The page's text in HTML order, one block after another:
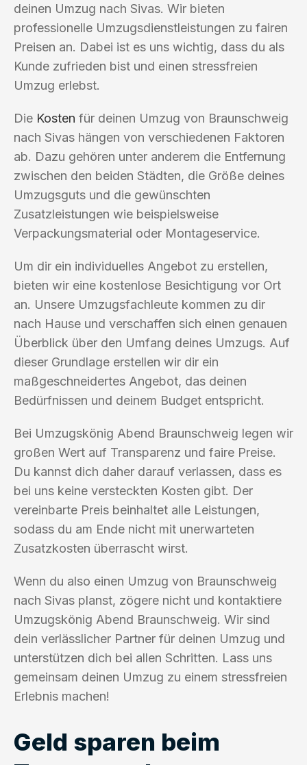
deinen Umzug nach Sivas. Wir bieten
professionelle Umzugsdienstleistungen zu fairen
Preisen an. Dabei ist es uns wichtig, dass du als
Kunde zufrieden bist und einen stressfreien
Umzug erlebst.
Die Kosten für deinen Umzug von Braunschweig
nach Sivas hängen von verschiedenen Faktoren
ab. Dazu gehören unter anderem die Entfernung
zwischen den beiden Städten, die Größe deines
Umzugsguts und die gewünschten
Zusatzleistungen wie beispielsweise
Verpackungsmaterial oder Montageservice.
Um dir ein individuelles Angebot zu erstellen,
bieten wir eine kostenlose Besichtigung vor Ort
an. Unsere Umzugsfachleute kommen zu dir
nach Hause und verschaffen sich einen genauen
Überblick über den Umfang deines Umzugs. Auf
dieser Grundlage erstellen wir dir ein
maßgeschneidertes Angebot, das deinen
Bedürfnissen und deinem Budget entspricht.
Bei Umzugskönig Abend Braunschweig legen wir
großen Wert auf Transparenz und faire Preise.
Du kannst dich daher darauf verlassen, dass es
bei uns keine versteckten Kosten gibt. Der
vereinbarte Preis beinhaltet alle Leistungen,
sodass du am Ende nicht mit unerwarteten
Zusatzkosten überrascht wirst.
Wenn du also einen Umzug von Braunschweig
nach Sivas planst, zögere nicht und kontaktiere
Umzugskönig Abend Braunschweig. Wir sind
dein verlässlicher Partner für deinen Umzug und
unterstützen dich bei allen Schritten. Lass uns
gemeinsam deinen Umzug zu einem stressfreien
Erlebnis machen!
Geld sparen beim